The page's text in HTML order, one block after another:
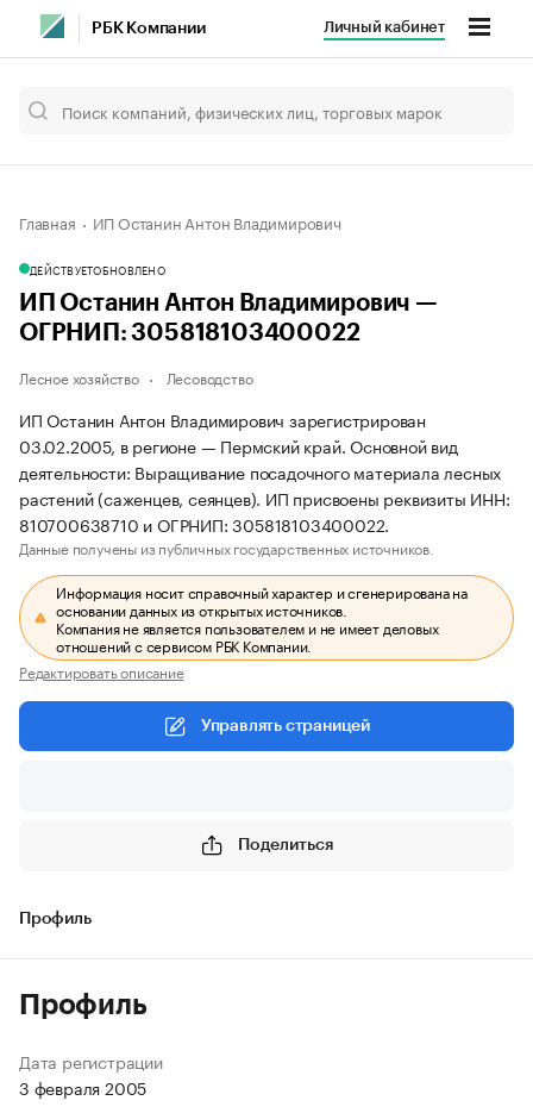
РБК Компании Личный кабинет
Главная ИП Останин Антон Владимирович
ДЕЙСТВУЕТОБНОВЛЕНО
ИП Останин Антон Владимирович —
ОГРНИП: 305818103400022
Лесное хозяйство Лесоводство
ИП Останин Антон Владимирович зарегистрирован
03.02.2005, в регионе — Пермский край. Основной вид
деятельности: Выращивание посадочного материала лесных
растений (саженцев, сеянцев). ИП присвоены реквизиты ИНН:
810700638710 и ОГРНИП: 305818103400022.
Данные получены из публичных государственных источников.
Информация носит справочный характер и сгенерирована на
основании данных из открытых источников.
Компания не является пользователем и не имеет деловых
отношений с сервисом РБК Компании.
Редактировать описание
Управлять страницей
Поделиться
Профиль
Профиль
Дата регистрации
3 февраля 2005